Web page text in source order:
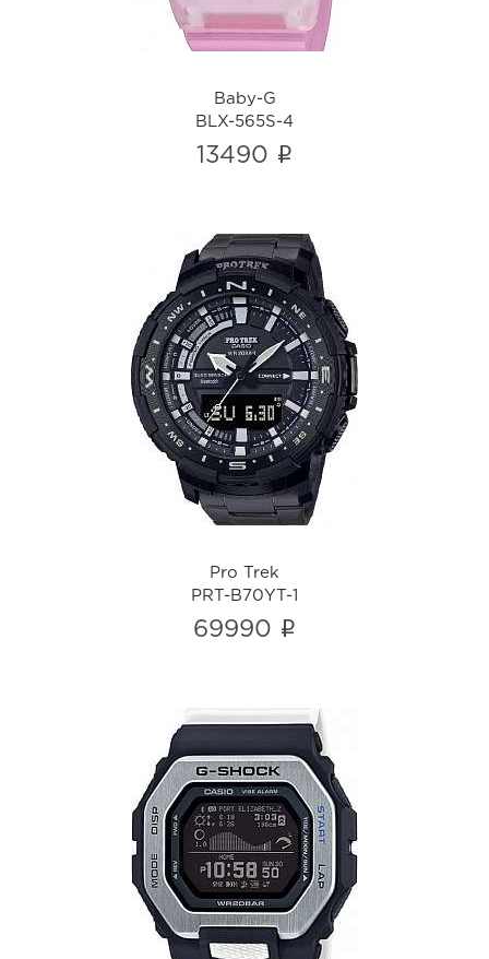
Baby-G
BLX-565S-4
13490 i
Pro Trek
PRT-B70YT-1
i
Pro Trek
PRT-B70YT-1
69990 i
G-shock
GBX-100-7
i